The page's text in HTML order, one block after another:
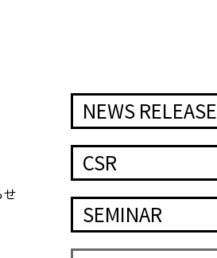
NEWS RELEASE
CSR
SEMINAR